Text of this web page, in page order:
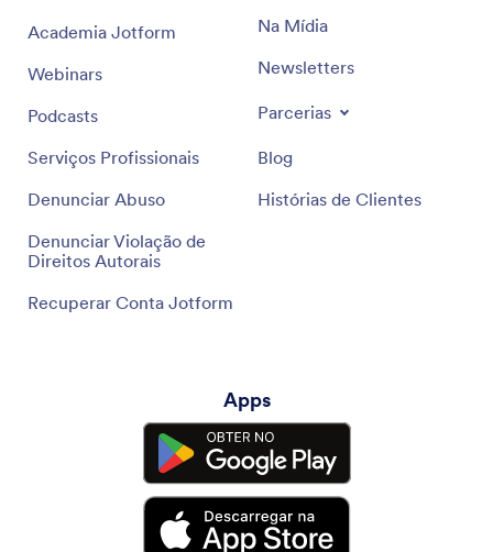
Academia Jotform
Webinars
Podcasts
Serviços Profissionais
Denunciar Abuso
Denunciar Violação de
Direitos Autorais
Recuperar Conta Jotform
Na Mídia
Newsletters
Parcerias
Blog
Histórias de Clientes
Apps